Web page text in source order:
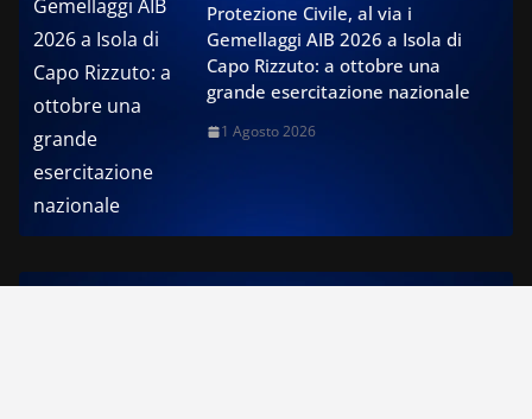
Protezione Civile, al via i
Gemellaggi AIB 2026 a Isola di
Capo Rizzuto: a ottobre una
grande esercitazione nazionale
1 Agosto 2026